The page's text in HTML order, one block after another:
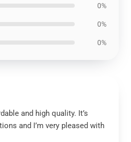
0%
0%
0%
and high quality. It’s
and I’m very pleased with